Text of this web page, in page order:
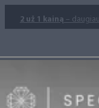
2 už 1 kainą –